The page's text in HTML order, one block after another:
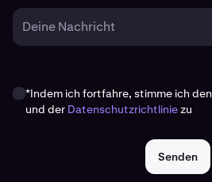
Deine Nachricht
*Indem ich fortfahre, stimme ich den
und der Datenschutzrichtlinie zu
Senden